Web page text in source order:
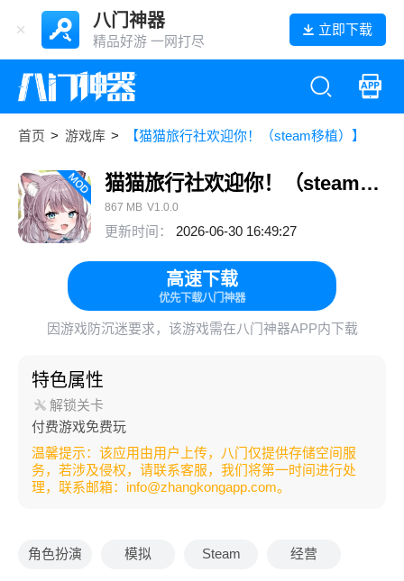
八门神器
精品好游 一网打尽
立即下载
首页 > 游戏库 > 【猫猫旅行社欢迎你！（steam移植）】
猫猫旅行社欢迎你！（steam移植）
867 MB V1.0.0
更新时间： 2026-06-30 16:49:27
高速下载
优先下载八门神器
因游戏防沉迷要求，该游戏需在八门神器APP内下载
特色属性
解锁关卡
付费游戏免费玩
温馨提示：该应用由用户上传，八门仅提供存储空间服
务，若涉及侵权，请联系客服，我们将第一时间进行处
理，联系邮箱：info@zhangkongapp.com。
角色扮演 模拟 Steam 经营